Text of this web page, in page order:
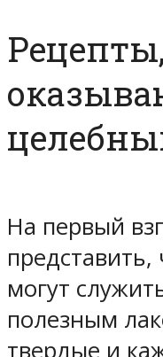
Рецепты,
На первый
могут
полезным
твердые и